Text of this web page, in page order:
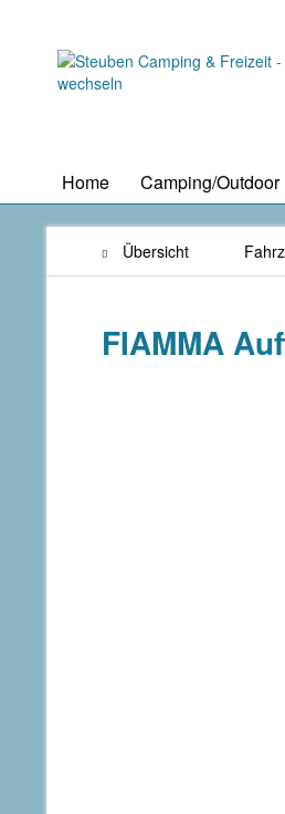
Home Camping/Outdoor
Übersicht
FIAMMA